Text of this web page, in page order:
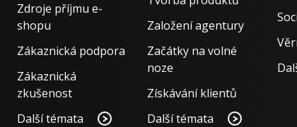
Zdroje příjmu e-
shopu
Zákaznická podpora
Zákaznická
zkušenost
Další témata
Založení agentury
Začátky na volné
noze
Získávání klientů
Další témata